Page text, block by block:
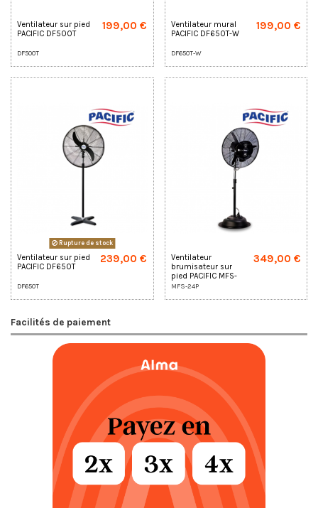
Ventilateur sur pied
PACIFIC DF500T
DF500T
199,00 €
Ventilateur mural
PACIFIC DF650T-W
DF650T-W
199,00 €
Rupture de stock
Ventilateur sur pied
PACIFIC DF650T
DF650T
239,00 €
Ventilateur
brumisateur sur
pied PACIFIC MFS-
24P
MFS-24P
349,00 €
Facilités de paiement